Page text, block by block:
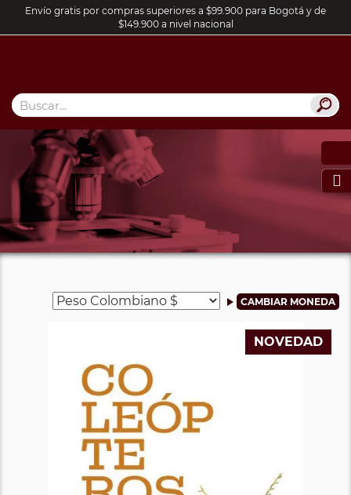
Envío gratis por compras superiores a $99.900 para Bogotá y de
$149.900 a nivel nacional

NOVEDAD